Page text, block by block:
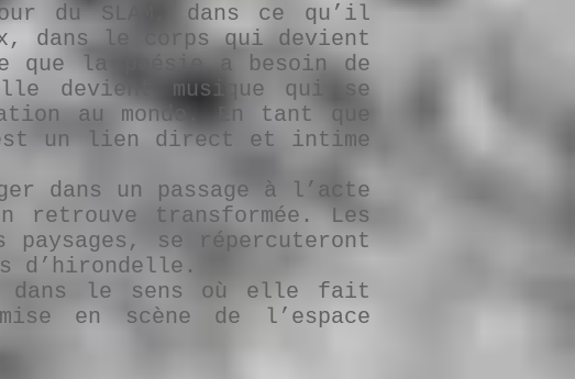
du SLAM, dans ce qu’il
dans le corps qui devient
la poésie a besoin de
devient musique qui se
au monde. En tant que
un lien direct et intime
dans un passage à l’acte
transformée. Les
se répercuteront
d’hirondelle.
dans le sens où elle fait
en scène de l’espace